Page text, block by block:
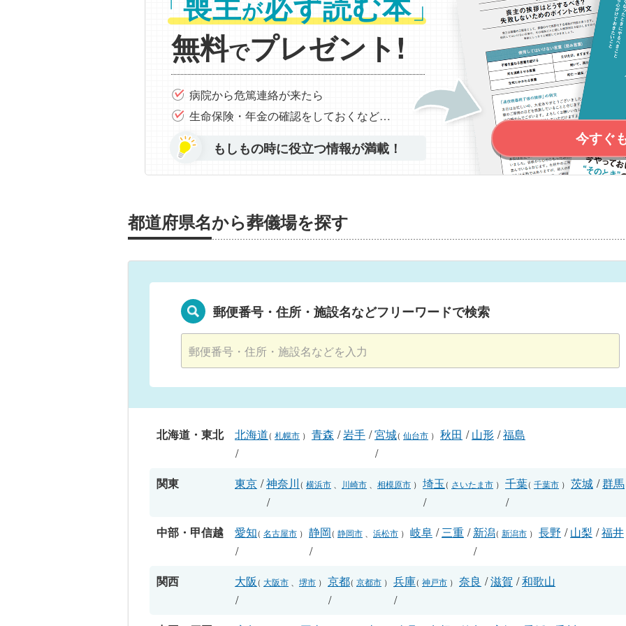
が
無料でプレゼント!
病院から危篤連絡が来たら
生命保険・年金の確認をしておくなど…
もしもの時に役立つ情報が満載！
今すぐ
都道府県名から葬儀場を探す
郵便番号・住所・施設名などフリーワードで検索
北海道・東北 北海道（ 札幌市 ）
/
青森 /岩手 /宮城（ 仙台市 ）
/
秋田 /山形 /福島
関東 東京 /神奈川（ 横浜市 川崎市 相模原市 ）
/
埼玉（ さいたま市 ）
/
千葉（ 千葉市 ）
/
茨城 /群馬
中部・甲信越 愛知（ 名古屋市 ）
/
静岡（ 静岡市 浜松市 ）
/
岐阜 /三重 /新潟（ 新潟市 ）
/
長野 /山梨 /福井
関西 大阪（ 大阪市 堺市 ）
/
京都（ 京都市 ）
/
兵庫（ 神戸市 ）
/
奈良 /滋賀 /和歌山